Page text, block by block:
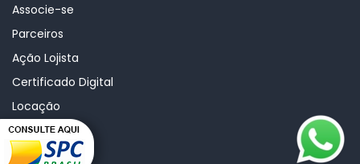
Associe-se
Parceiros
Ação Lojista
Certificado Digital
Locação
Consulta SPC
Notícias